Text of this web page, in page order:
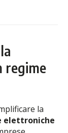
regime
la
elettroniche